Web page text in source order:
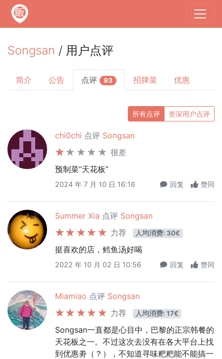
Songsan / 用户点评
简介 公告 点评 93 招牌菜 优惠
所有点评 资深用户点评
chi0chi 点评 Songsan
很差
预制菜“天花板”
2024 年 7 月 10 日 16:16 回复 赞同
Summer Xia 点评 Songsan
力荐
人均消费: 30€
挺喜欢的店，鳕鱼汤好喝
2022 年 10 月 02 日 10:56 回复 赞同
Miamiao 点评 Songsan
力荐
人均消费: 17€
Songsan一直都是心目中，巴黎的正宗韩餐的
天花板之一。不过这次去没有在各大平台上找
到优惠劵（？），不知道寻味粑粑能不能搞一